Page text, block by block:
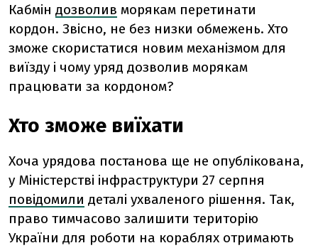
Кабмін дозволив морякам перетинати
кордон. Звісно, не без низки обмежень. Хто
зможе скористатися новим механізмом для
виїзду і чому уряд дозволив морякам
працювати за кордоном?
Хто зможе виїхати
Хоча урядова постанова ще не опублікована,
у Міністерстві інфраструктури 27 серпня
повідомили деталі ухваленого рішення. Так,
право тимчасово залишити територію
України для роботи на кораблях отримають